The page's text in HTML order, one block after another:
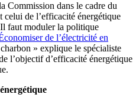
Commission dans le cadre du
celui de l’efficacité énergétique
faut moduler la politique
de l’électricité en
» explique le spécialiste
l’objectif d’efficacité énergétique